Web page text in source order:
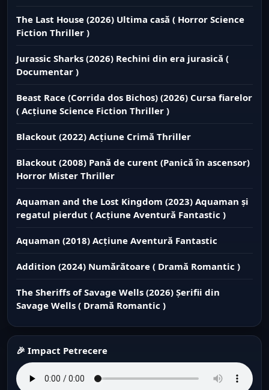
The Last House (2026) Ultima casă ( Horror Science
Fiction Thriller )
Jurassic Sharks (2026) Rechini din era jurasică (
Documentar )
Beast Race (Corrida dos Bichos) (2026) Cursa fiarelor
( Acțiune Science Fiction Thriller )
Blackout (2022) Acțiune Crimă Thriller
Blackout (2008) Pană de curent (Panică în ascensor)
Horror Mister Thriller
Aquaman and the Lost Kingdom (2023) Aquaman și
regatul pierdut ( Acțiune Aventură Fantastic )
Aquaman (2018) Acțiune Aventură Fantastic
Addition (2024) Numărătoare ( Dramă Romantic )
The Sheriffs of Savage Wells (2026) Șerifii din
Savage Wells ( Dramă Romantic )
🎉 Impact Petrecere